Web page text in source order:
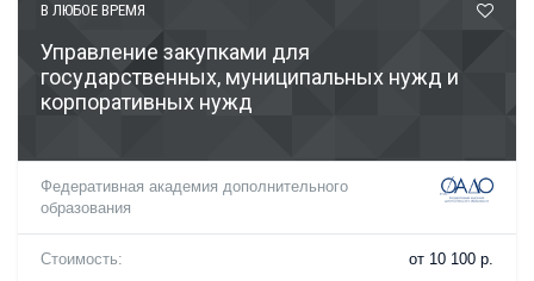
В ЛЮБОЕ ВРЕМЯ
Управление закупками для
государственных, муниципальных нужд и
корпоративных нужд
Федеративная академия дополнительного
образования
Стоимость: от 10 100 р.